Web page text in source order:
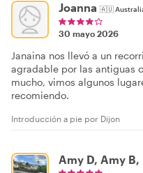
Joanna 🇦🇺
30 mayo 2026
Janaina nos llevó a un
agradable por las antiguas
mucho, vimos algunos
recomiendo.
Introducción a pie por Dijon
Amy D, Amy B,